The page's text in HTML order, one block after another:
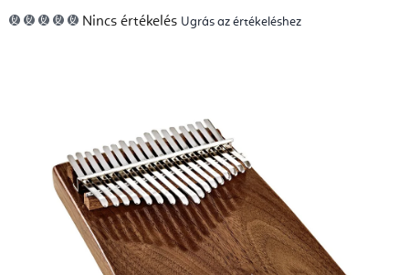
A
termék
Nincs értékelés Ugrás az értékeléshez